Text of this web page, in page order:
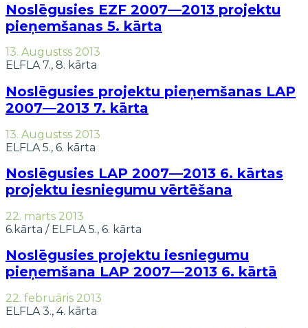
Noslēgusies EZF 2007—2013 projektu
pieņemšanas 5. kārta
13. Augustss 2013
ELFLA 7., 8. kārta
Noslēgusies projektu pieņemšanas LAP
2007—2013 7. kārta
13. Augustss 2013
ELFLA 5., 6. kārta
Noslēgusies LAP 2007—2013 6. kārtas
projektu iesniegumu vērtēšana
22. marts 2013
6.kārta / ELFLA 5., 6. kārta
Noslēgusies projektu iesniegumu
pieņemšana LAP 2007—2013 6. kārtā
22. februāris 2013
ELFLA 3., 4. kārta